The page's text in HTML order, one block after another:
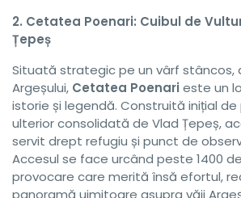
2. Cetatea Poenari: Cuibul de
Țepeș
Situată strategic pe un vârf stâncos,
Argeșului, Cetatea Poenari este un
istorie și legendă. Construită inițial de
ulterior consolidată de Vlad Țepeș,
servit drept refugiu și punct de
Accesul se face urcând peste 1400
provocare care merită însă efortul,
panoramă uimitoare asupra văii